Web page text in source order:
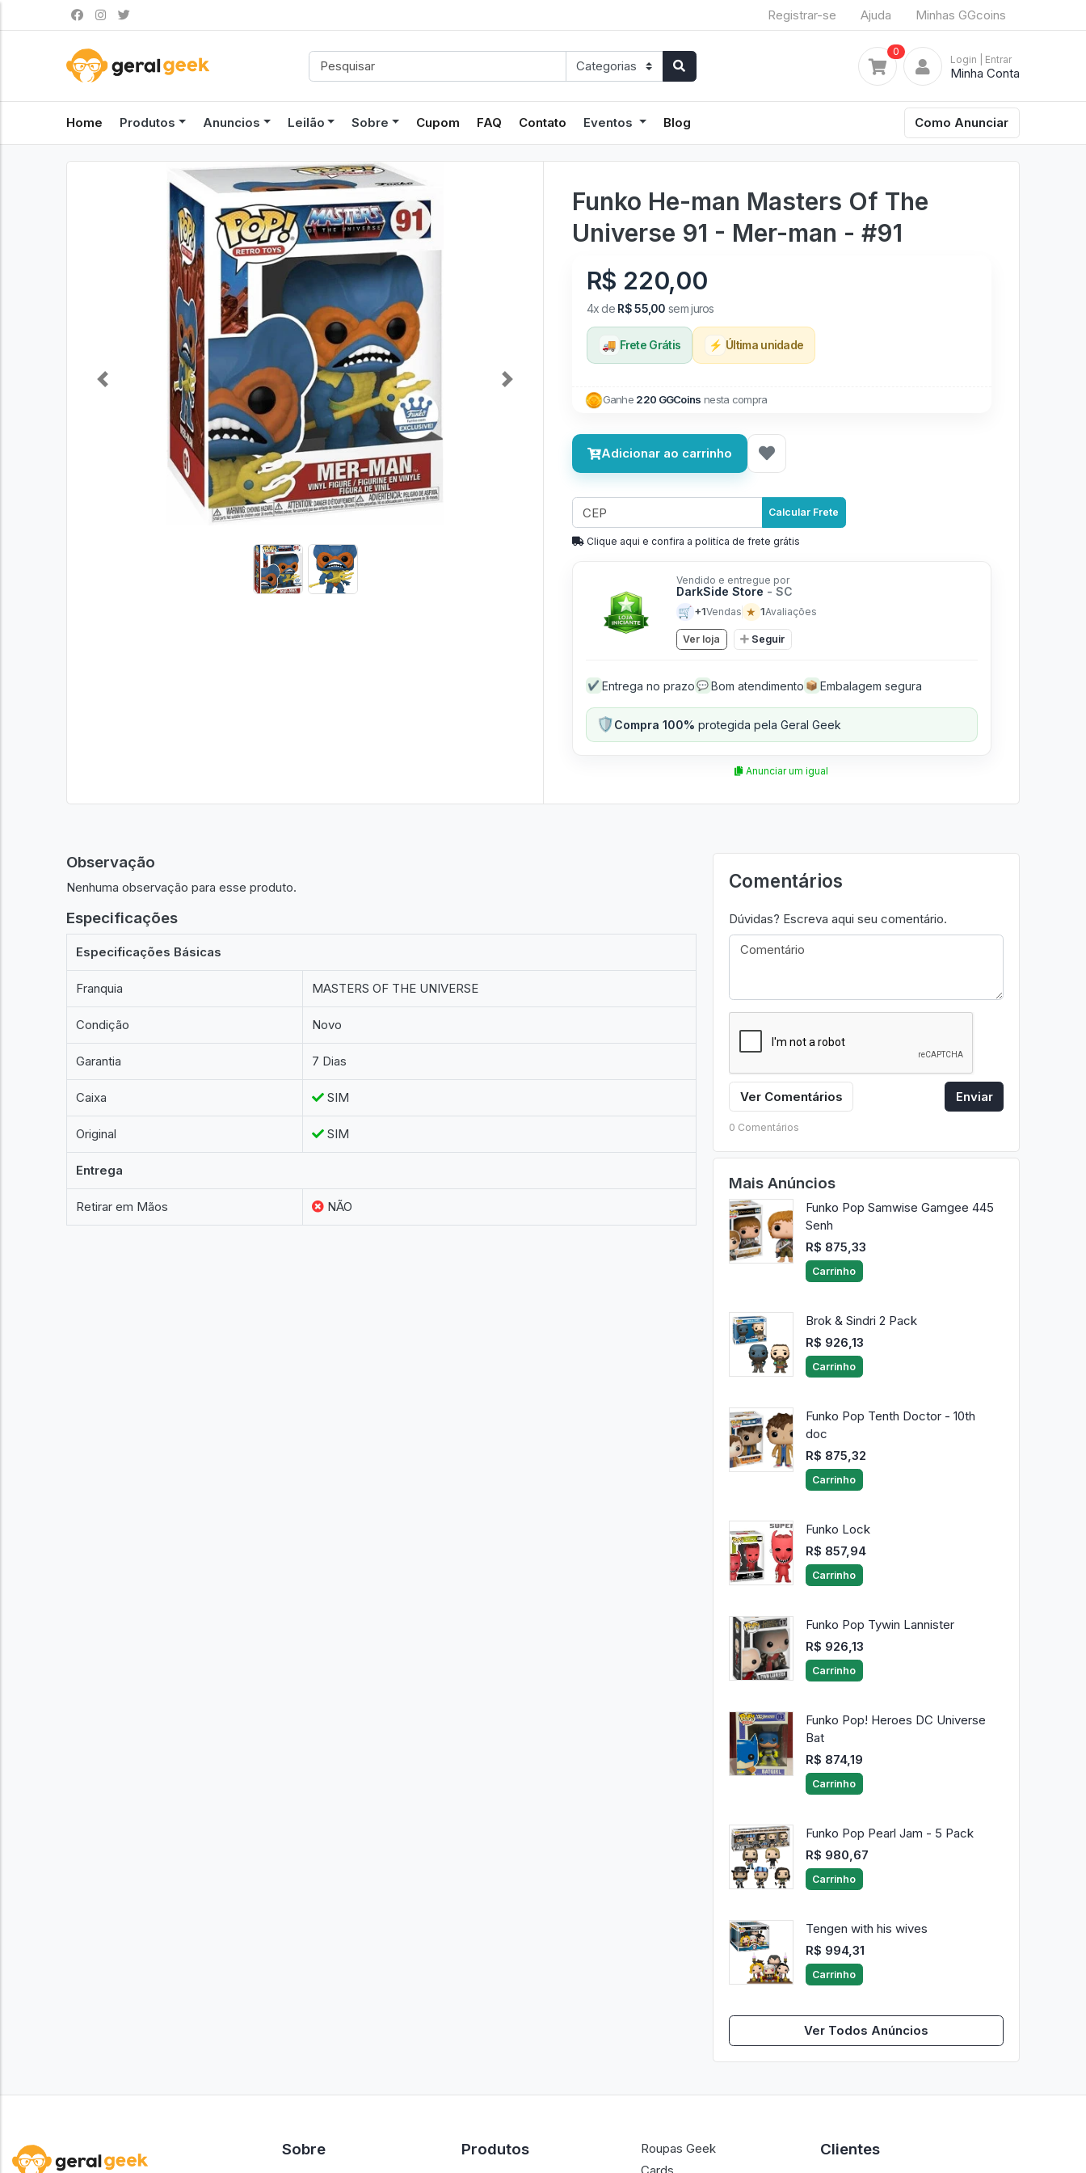
Registrar-se Ajuda Minhas GGcoins
0
Login | Entrar
Minha Conta
Home Produtos Anuncios Leilão Sobre Cupom FAQ Contato Eventos Blog Como Anunciar
Previous Next
Funko He-man Masters Of The
Universe 91 - Mer-man - #91
R$ 220,00
4x de R$ 55,00 sem juros
🚚 Frete Grátis ⚡ Última unidade
Ganhe 220 GGCoins nesta compra
Adicionar ao carrinho
Calcular Frete
Clique aqui e confira a politíca de frete grátis
Vendido e entregue por
DarkSide Store - SC
🛒 +1Vendas ★ 1Avaliações
Ver loja Seguir
✔ Entrega no prazo 💬 Bom atendimento 📦 Embalagem segura
🛡️Compra 100% protegida pela Geral Geek
Anunciar um igual
Observação
Nenhuma observação para esse produto.
Especificações
Especificações Básicas
Franquia MASTERS OF THE UNIVERSE
Condição Novo
Garantia 7 Dias
Caixa SIM
Original SIM
Entrega
Retirar em Mãos NÃO
Comentários
Dúvidas? Escreva aqui seu comentário.
Ver Comentários Enviar
0 Comentários
Mais Anúncios
Funko Pop Samwise Gamgee 445
Senh
R$ 875,33
Carrinho
Brok & Sindri 2 Pack
R$ 926,13
Carrinho
Funko Pop Tenth Doctor - 10th
doc
R$ 875,32
Carrinho
Funko Lock
R$ 857,94
Carrinho
Funko Pop Tywin Lannister
R$ 926,13
Carrinho
Funko Pop! Heroes DC Universe
Bat
R$ 874,19
Carrinho
Funko Pop Pearl Jam - 5 Pack
R$ 980,67
Carrinho
Tengen with his wives
R$ 994,31
Carrinho
Ver Todos Anúncios
Sobre Produtos
Roupas Geek
Cards
Clientes